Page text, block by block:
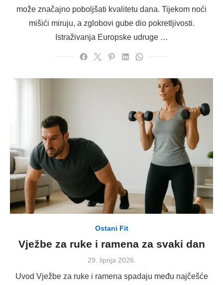
može značajno poboljšati kvalitetu dana. Tijekom noći
mišići miruju, a zglobovi gube dio pokretljivosti.
Istraživanja Europske udruge …
Ostani Fit
Vježbe za ruke i ramena za svaki dan
Posted
29. lipnja 2026.
Uvod Vježbe za ruke i ramena spadaju među najčešće